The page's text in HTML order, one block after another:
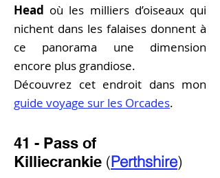
Head où les milliers d’oiseaux qui
nichent dans les falaises donnent à
ce panorama une dimension
encore plus grandiose.
Découvrez cet endroit dans mon
guide voyage sur les Orcades.
41 - Pass of
Killiecrankie (Perthshire)